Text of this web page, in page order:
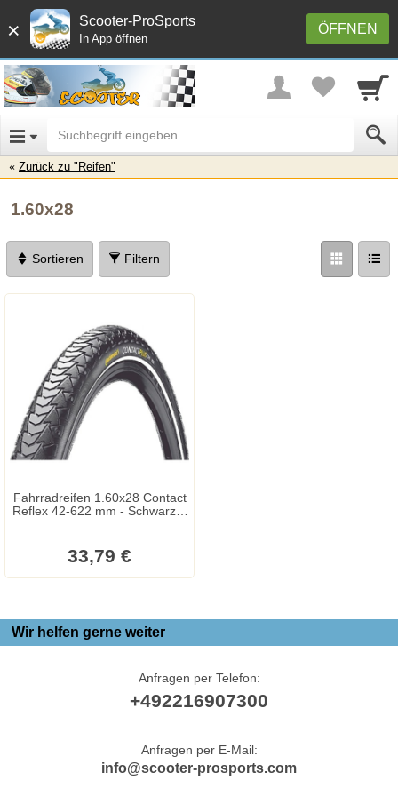
× ÖFFNEN
Scooter-ProSports
In App öffnen
Zurück zu "Reifen"
1.60x28
Sortieren Filtern
Fahrradreifen 1.60x28 Contact
Reflex 42-622 mm - Schwarz +
33,79 €
Wir helfen gerne weiter
Anfragen per Telefon:
+492216907300
Anfragen per E-Mail:
info@scooter-prosports.com